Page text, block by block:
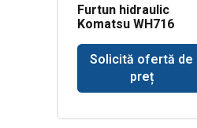
Furtun hidraulic
Komatsu WH716
Solicită ofertă de
preț